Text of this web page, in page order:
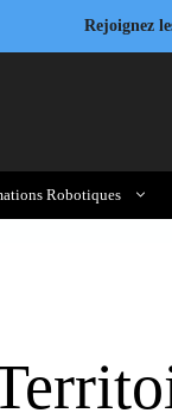
Rejoignez
Robotiques